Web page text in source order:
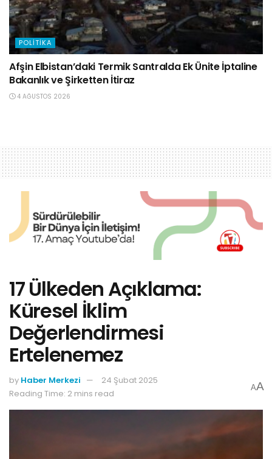
POLITIKA
Afşin Elbistan’daki Termik Santralda Ek Ünite İptaline
Bakanlık ve Şirketten İtiraz
4 AĞUSTOS 2026
17 Ülkeden Açıklama:
Küresel İklim
Değerlendirmesi
Ertelenemez
by Haber Merkezi
24 Şubat 2025
Reading Time: 2 mins read
AA